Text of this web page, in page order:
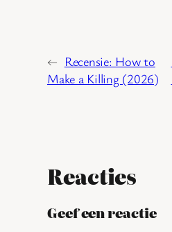
← Recensie: How to
Make a Killing (2026)
Reacties
Geef een reactie